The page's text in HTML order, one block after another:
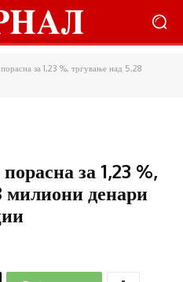
за 1,23 %, тргување над 5,28
за 1,23 %,
милиони денари